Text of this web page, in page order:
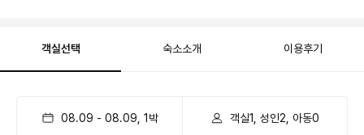
객실선택 숙소소개 이용후기
08.09 - 08.09 1 박 객실1, 성인2, 아동0